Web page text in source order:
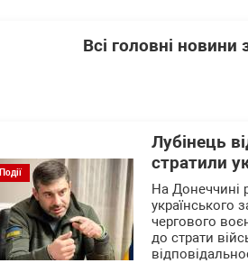
Всі головні
Події
Лубінець
стратили
На Донеччині
українського
чергового
до страти